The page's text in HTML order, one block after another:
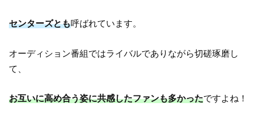
センターズとも呼ばれています。
オーディション番組ではライバルでありながら切磋琢磨し
て、
お互いに高め合う姿に共感したファンも多かったですよね！